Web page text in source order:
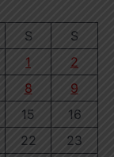
S
S
1
2
8
9
15
16
22
23